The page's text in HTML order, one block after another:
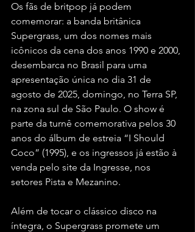
Os fãs de britpop já podem
comemorar: a banda britânica
Supergrass, um dos nomes mais
icônicos da cena dos anos 1990 e 2000,
desembarca no Brasil para uma
apresentação única no dia 31 de
agosto de 2025, domingo, no Terra SP,
na zona sul de São Paulo. O show é
parte da turnê comemorativa pelos 30
anos do álbum de estreia “I Should
Coco” (1995), e os ingressos já estão à
venda pelo site da Ingresse, nos
setores Pista e Mezanino.
Além de tocar o clássico disco na
íntegra, o Supergrass promete um